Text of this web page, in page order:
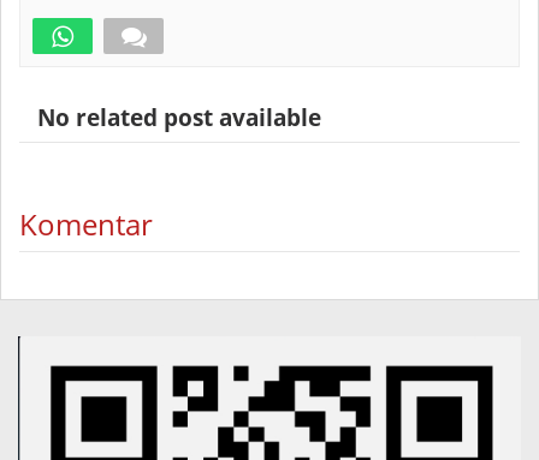
No related post available
Komentar